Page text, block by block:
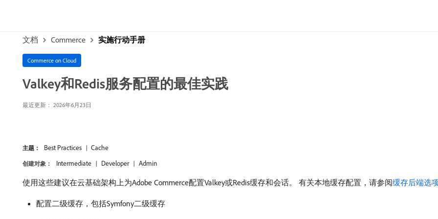
文档 Commerce 实施行动手册
Commerce on Cloud
Valkey和Redis服务配置的最佳实践
最近更新： 2026年6月23日
主题： Best Practices Cache
创建对象： Intermediate Developer Admin
使用这些建议在云基础架构上为Adobe Commerce配置Valkey或Redis缓存和会话。 有关本地缓存配置，请参阅缓存后端选
配置二级缓存，包括Symfony二级缓存